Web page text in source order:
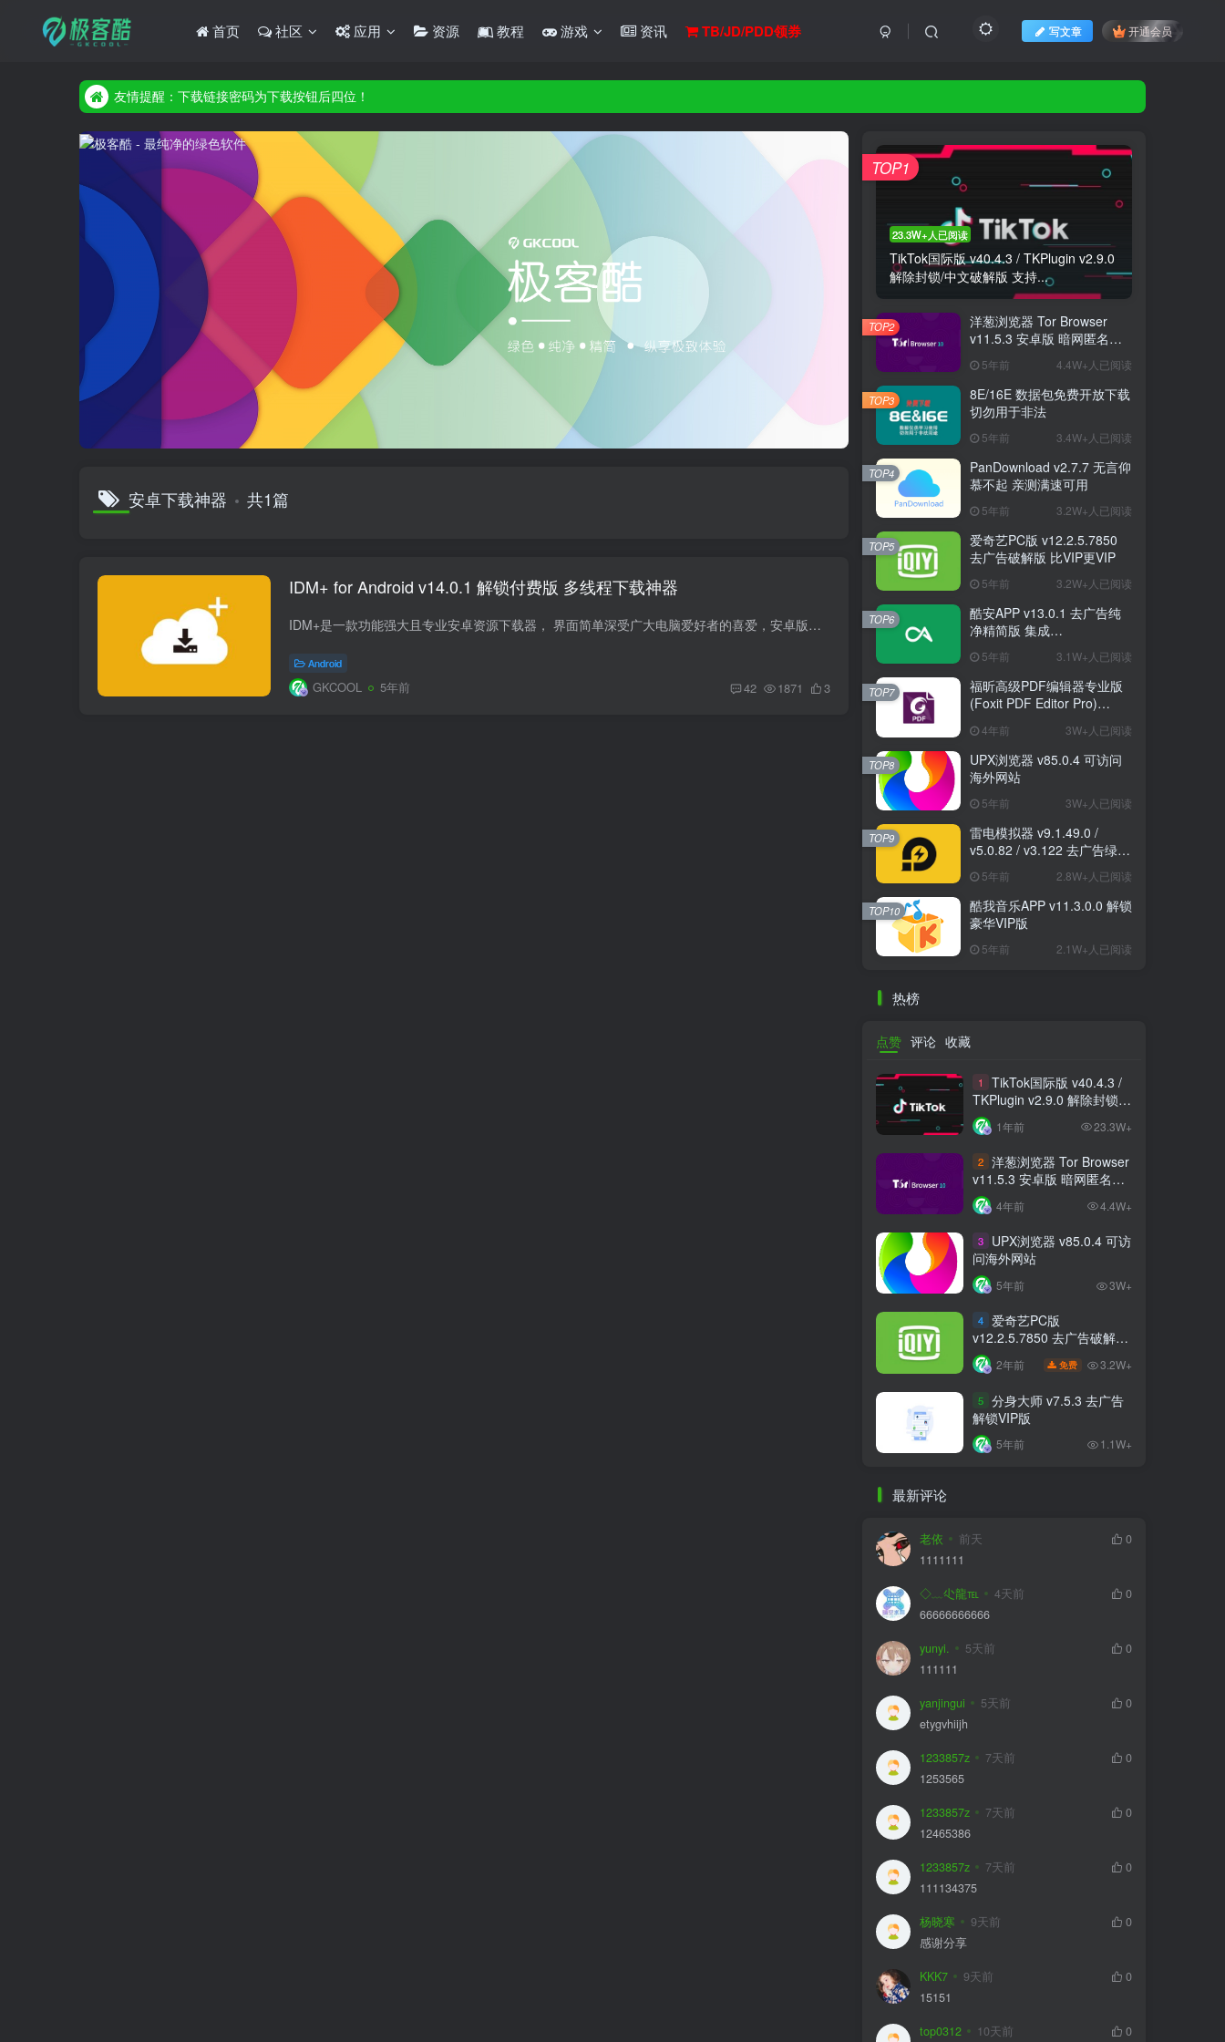
首页 社区 应用 资源 教程 游戏 资讯 TB/JD/PDD领券 写文章 开通会员
友情提醒：下载链接密码为下载按钮后四位！
友情提醒：下载链接密码为下载按钮后四位！
安卓下载神器 共1篇
IDM+ for Android v14.0.1 解锁付费版 多线程下载神器
IDM+是一款功能强大且专业安卓资源下载器， 界面简单深受广大电脑爱好者的喜爱，安卓版本的IDM功能与电脑相似，都支持多线程下载，这些都不是重点，重点是电脑版的IDM不支持BT种子磁力下载，安...
Android
GKCOOL 5年前 42 1871 3
23.3W+人已阅读
TikTok国际版 v40.4.3 / TKPlugin v2.9.0
解除封锁/中文破解版 支持...
TOP1
洋葱浏览器 Tor Browser
v11.5.3 安卓版 暗网匿名浏
5年前 4.4W+人已阅读
TOP2
8E/16E 数据包免费开放下载
切勿用于非法
5年前 3.4W+人已阅读
TOP3
PanDownload v2.7.7 无言仰
慕不起 亲测满速可用
5年前 3.2W+人已阅读
TOP4
爱奇艺PC版 v12.2.5.7850
去广告破解版 比VIP更VIP
5年前 3.2W+人已阅读
TOP5
酷安APP v13.0.1 去广告纯
净精简版 集成
FuckCoolapkR1.16.5
5年前 3.1W+人已阅读
TOP6
福昕高级PDF编辑器专业版
(Foxit PDF Editor Pro)
4年前 3W+人已阅读
TOP7
UPX浏览器 v85.0.4 可访问
海外网站
5年前 3W+人已阅读
TOP8
雷电模拟器 v9.1.49.0 /
v5.0.82 / v3.122 去广告绿色
5年前 2.8W+人已阅读
TOP9
酷我音乐APP v11.3.0.0 解锁
豪华VIP版
5年前 2.1W+人已阅读
TOP10
热榜
点赞 评论 收藏
1
TikTok国际版 v40.4.3 /
TKPlugin v2.9.0 解除封锁/
中文破解版 支持选国区
1年前 23.3W+
2 洋葱浏览器 Tor Browser
v11.5.3 安卓版 暗网匿名浏
览器
4年前 4.4W+
3
UPX浏览器 v85.0.4 可访
问海外网站
5年前 3W+
4 爱奇艺PC版
v12.2.5.7850 去广告破解版
比VIP更VIP
2年前 免费 3.2W+
5 分身大师 v7.5.3 去广告
解锁VIP版
5年前 1.1W+
最新评论
老依 前天
0
1111111
◇﹏尐龍℡ 4天前
0
66666666666
yunyi. 5天前
0
111111
yanjingui 5天前
0
etygvhiijh
1233857z 7天前
0
1253565
1233857z 7天前
0
12465386
1233857z 7天前
0
111134375
杨晓寒 9天前
0
感谢分享
KKK7 9天前
0
15151
top0312 10天前 0